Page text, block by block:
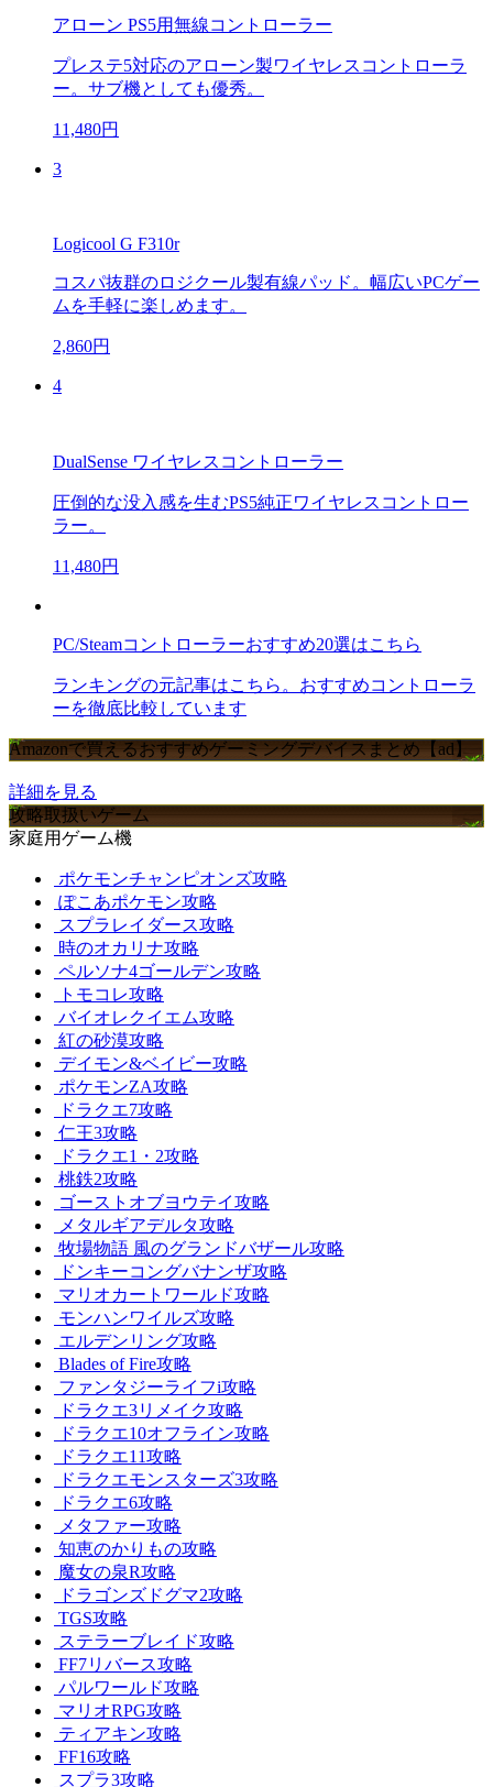
アローン PS5用無線コントローラー
プレステ5対応のアローン製ワイヤレスコントローラ
ー。サブ機としても優秀。
11,480円
3
Logicool G F310r
コスパ抜群のロジクール製有線パッド。幅広いPCゲー
ムを手軽に楽しめます。
2,860円
4
DualSense ワイヤレスコントローラー
圧倒的な没入感を生むPS5純正ワイヤレスコントロー
ラー。
11,480円
PC/Steamコントローラーおすすめ20選はこちら
ランキングの元記事はこちら。おすすめコントローラ
ーを徹底比較しています
Amazonで買えるおすすめゲーミングデバイスまとめ【ad】
詳細を見る
攻略取扱いゲーム
家庭用ゲーム機
ポケモンチャンピオンズ攻略
ぽこあポケモン攻略
スプラレイダース攻略
時のオカリナ攻略
ペルソナ4ゴールデン攻略
トモコレ攻略
バイオレクイエム攻略
紅の砂漠攻略
デイモン&ベイビー攻略
ポケモンZA攻略
ドラクエ7攻略
仁王3攻略
ドラクエ1・2攻略
桃鉄2攻略
ゴーストオブヨウテイ攻略
メタルギアデルタ攻略
牧場物語 風のグランドバザール攻略
ドンキーコングバナンザ攻略
マリオカートワールド攻略
モンハンワイルズ攻略
エルデンリング攻略
Blades of Fire攻略
ファンタジーライフi攻略
ドラクエ3リメイク攻略
ドラクエ10オフライン攻略
ドラクエ11攻略
ドラクエモンスターズ3攻略
ドラクエ6攻略
メタファー攻略
知恵のかりもの攻略
魔女の泉R攻略
ドラゴンズドグマ2攻略
TGS攻略
ステラーブレイド攻略
FF7リバース攻略
パルワールド攻略
マリオRPG攻略
ティアキン攻略
FF16攻略
スプラ3攻略